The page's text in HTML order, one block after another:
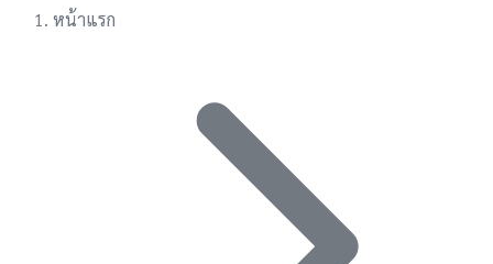
หน้าแรก